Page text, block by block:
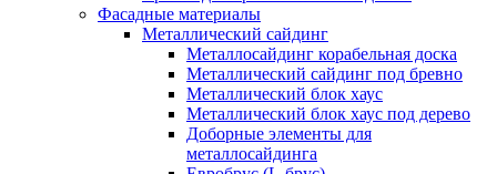
Фасадные материалы
Металлический сайдинг
Металлосайдинг корабельная доска
Металлический сайдинг под бревно
Металлический блок хаус
Металлический блок хаус под дерево
Доборные элементы для
металлосайдинга